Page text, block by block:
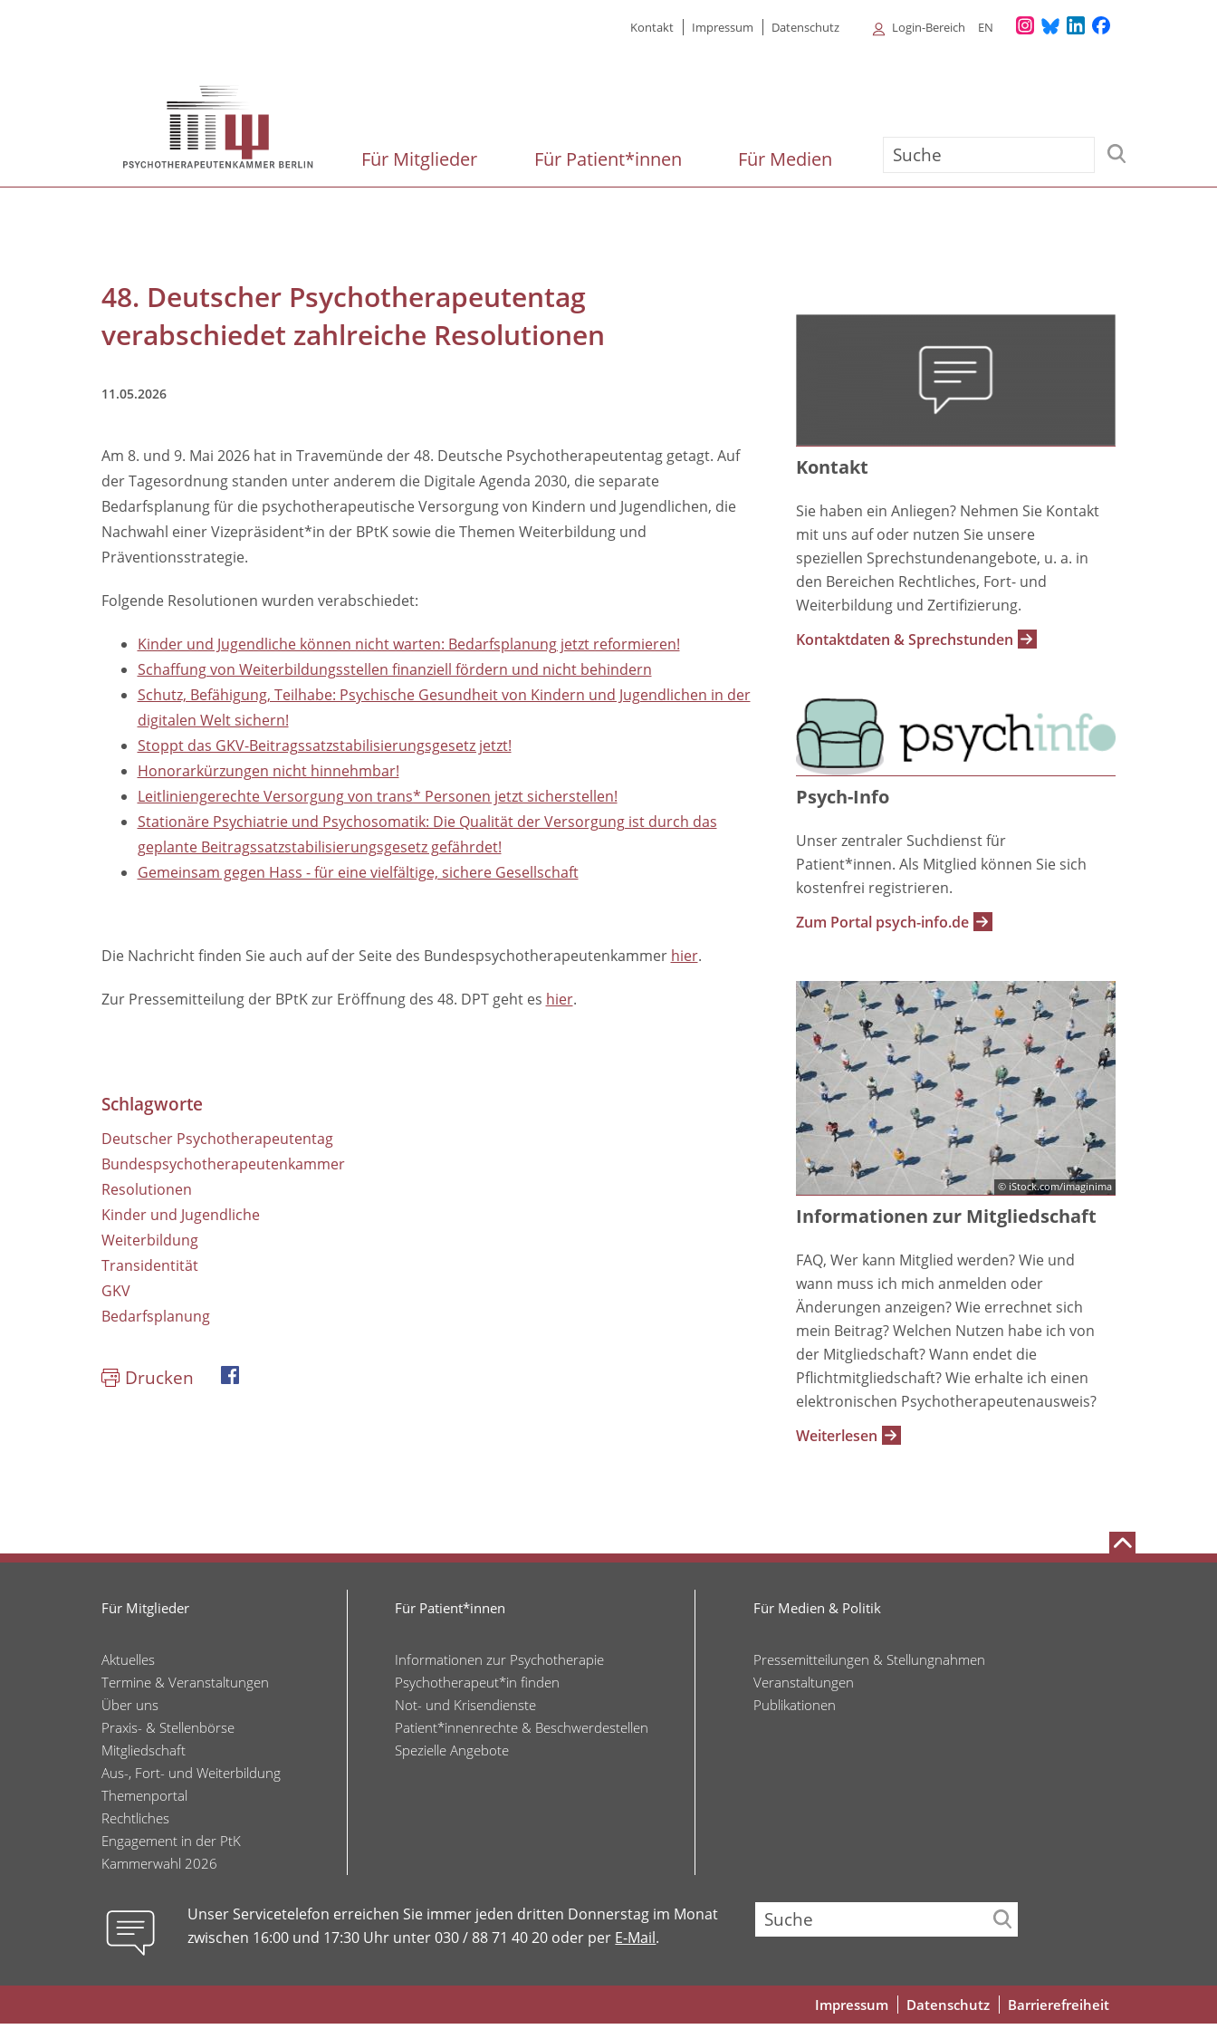
Meta
Kontakt Impressum Datenschutz
LoginLogin-Bereich EN
Für Mitglieder Für Patient*innen Für Medien Suche
48. Deutscher Psychotherapeutentag
verabschiedet zahlreiche Resolutionen
11.05.2026
Am 8. und 9. Mai 2026 hat in Travemünde der 48. Deutsche Psychotherapeutentag getagt. Auf
der Tagesordnung standen unter anderem die Digitale Agenda 2030, die separate
Bedarfsplanung für die psychotherapeutische Versorgung von Kindern und Jugendlichen, die
Nachwahl einer Vizepräsident*in der BPtK sowie die Themen Weiterbildung und
Präventionsstrategie.
Folgende Resolutionen wurden verabschiedet:
Kinder und Jugendliche können nicht warten: Bedarfsplanung jetzt reformieren!
Schaffung von Weiterbildungsstellen finanziell fördern und nicht behindern
Schutz, Befähigung, Teilhabe: Psychische Gesundheit von Kindern und Jugendlichen in der
digitalen Welt sichern!
Stoppt das GKV-Beitragssatzstabilisierungsgesetz jetzt!
Honorarkürzungen nicht hinnehmbar!
Leitliniengerechte Versorgung von trans* Personen jetzt sicherstellen!
Stationäre Psychiatrie und Psychosomatik: Die Qualität der Versorgung ist durch das
geplante Beitragssatzstabilisierungsgesetz gefährdet!
Gemeinsam gegen Hass - für eine vielfältige, sichere Gesellschaft
Die Nachricht finden Sie auch auf der Seite des Bundespsychotherapeutenkammer hier.
Zur Pressemitteilung der BPtK zur Eröffnung des 48. DPT geht es hier.
Schlagworte
Deutscher Psychotherapeutentag
Bundespsychotherapeutenkammer
Resolutionen
Kinder und Jugendliche
Weiterbildung
Transidentität
GKV
Bedarfsplanung
Drucken
Facebook
Kontakt
Sie haben ein Anliegen? Nehmen Sie Kontakt
mit uns auf oder nutzen Sie unsere
speziellen Sprechstundenangebote, u. a. in
den Bereichen Rechtliches, Fort- und
Weiterbildung und Zertifizierung.
Kontaktdaten & Sprechstunden
Psych-Info
Unser zentraler Suchdienst für
Patient*innen. Als Mitglied können Sie sich
kostenfrei registrieren.
Zum Portal psych-info.de
© iStock.com/imaginima
Informationen zur Mitgliedschaft
FAQ, Wer kann Mitglied werden? Wie und
wann muss ich mich anmelden oder
Änderungen anzeigen? Wie errechnet sich
mein Beitrag? Welchen Nutzen habe ich von
der Mitgliedschaft? Wann endet die
Pflichtmitgliedschaft? Wie erhalte ich einen
elektronischen Psychotherapeutenausweis?
Weiterlesen
Für Mitglieder
Aktuelles
Termine & Veranstaltungen
Über uns
Praxis- & Stellenbörse
Mitgliedschaft
Aus-, Fort- und Weiterbildung
Themenportal
Rechtliches
Engagement in der PtK
Kammerwahl 2026
Für Patient*innen
Informationen zur Psychotherapie
Psychotherapeut*in finden
Not- und Krisendienste
Patient*innenrechte & Beschwerdestellen
Spezielle Angebote
Für Medien & Politik
Pressemitteilungen & Stellungnahmen
Veranstaltungen
Publikationen
Unser Servicetelefon erreichen Sie immer jeden dritten Donnerstag im Monat
zwischen 16:00 und 17:30 Uhr unter 030 / 88 71 40 20 oder per E-Mail.
Suche
Fußbereichsmenü
Impressum Datenschutz Barrierefreiheit